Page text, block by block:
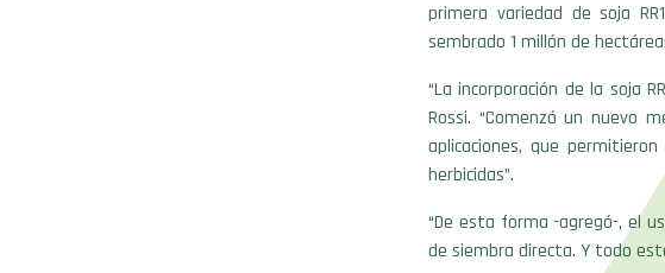
primera variedad de soja
sembrado 1 millón de
“La incorporación de la soja
Rossi. “Comenzó un nuevo
aplicaciones, que
herbicidas”.
“De esta forma -agregó-, el
de siembra directa. Y todo